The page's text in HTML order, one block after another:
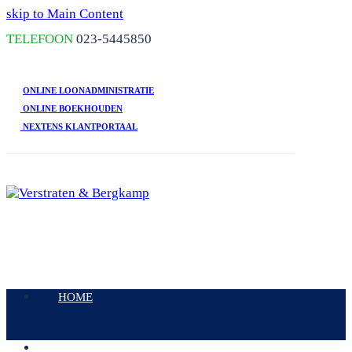
skip to Main Content
TELEFOON 023-5445850
ONLINE LOONADMINISTRATIE
ONLINE BOEKHOUDEN
NEXTENS KLANTPORTAAL
Mobile
HOME